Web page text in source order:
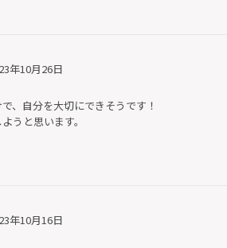
年10月26日
、自分を大切にできそうです！
うと思います。
年10月16日